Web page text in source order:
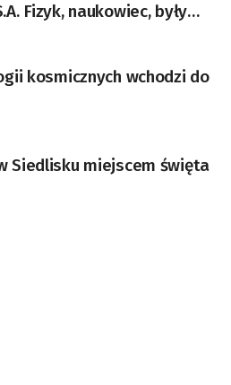
były
w Genewie,
nauk fizycznych,
Sektorowej ds.
Lotniczo-
i Satelitarnych PAN.
kosmicznych wchodzi do
Siedlisku miejscem święta